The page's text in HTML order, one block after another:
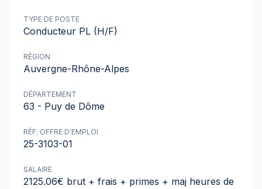
TYPE DE POSTE
Conducteur PL (H/F)
RÉGION
Auvergne-Rhône-Alpes
DÉPARTEMENT
63 - Puy de Dôme
RÉF. OFFRE D'EMPLOI
25-3103-01
SALAIRE
2125.06€ brut + frais + primes + maj heures de